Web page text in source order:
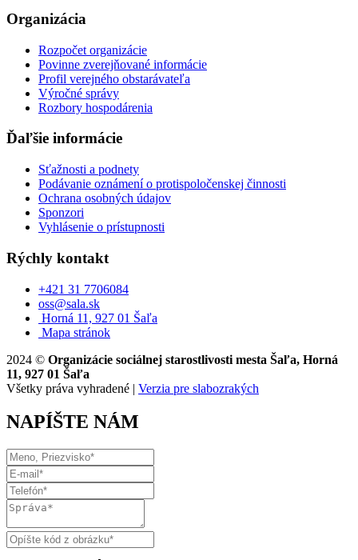
Organizácia
Rozpočet organizácie
Povinne zverejňované informácie
Profil verejného obstarávateľa
Výročné správy
Rozbory hospodárenia
Ďaľšie informácie
Sťažnosti a podnety
Podávanie oznámení o protispoločenskej činnosti
Ochrana osobných údajov
Sponzori
Vyhlásenie o prístupnosti
Rýchly kontakt
+421 31 7706084
oss@sala.sk
Horná 11, 927 01 Šaľa
Mapa stránok
2024 © Organizácie sociálnej starostlivosti mesta Šaľa, Horná
11, 927 01 Šaľa
Všetky práva vyhradené | Verzia pre slabozrakých
NAPÍŠTE NÁM